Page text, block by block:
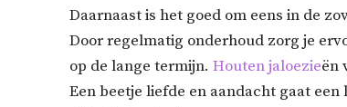
Daarnaast is het goed om eens in de
Door regelmatig onderhoud zorg je
op de lange termijn. Houten jaloezieën
Een beetje liefde en aandacht gaat